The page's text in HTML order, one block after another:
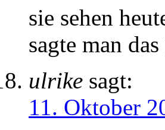
sie sehen
sagte man
ulrike sagt:
11. Oktober